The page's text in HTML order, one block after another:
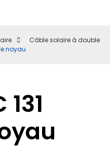
Câble solaire à double
noyau